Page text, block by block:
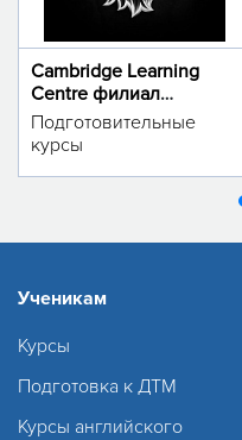
Cambridge Learning
Centre филиал
м.Тинчлик
Подготовительные
курсы
Ученикам
Курсы
Подготовка к ДТМ
Курсы английского